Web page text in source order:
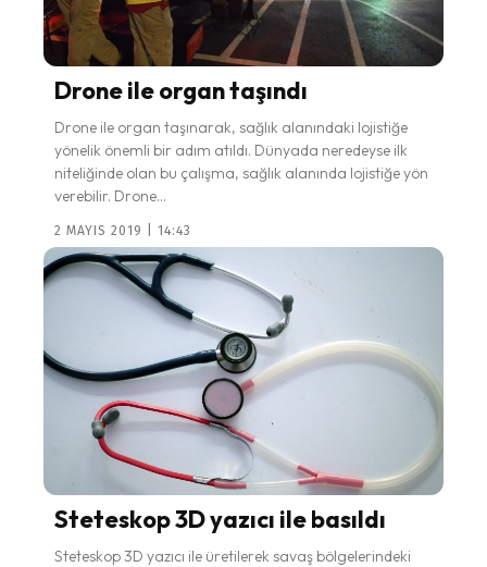
Drone ile organ taşındı
Drone ile organ taşınarak, sağlık alanındaki lojistiğe
yönelik önemli bir adım atıldı. Dünyada neredeyse ilk
niteliğinde olan bu çalışma, sağlık alanında lojistiğe yön
verebilir. Drone...
2 MAYIS 2019 | 14:43
Steteskop 3D yazıcı ile basıldı
Steteskop 3D yazıcı ile üretilerek savaş bölgelerindeki